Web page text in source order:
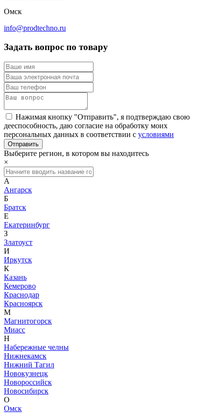
Омск
info@prodtechno.ru
Задать вопрос по товару
Нажимая кнопку "Отправить", я подтверждаю свою
дееспособность, даю согласие на обработку моих
персональных данных в соответствии с условиями
Выберите регион, в котором вы находитесь
×
А
Ангарск
Б
Братск
Е
Екатеринбург
З
Златоуст
И
Иркутск
К
Казань
Кемерово
Краснодар
Красноярск
М
Магнитогорск
Миасс
Н
Набережные челны
Нижнекамск
Нижний Тагил
Новокузнецк
Новороссийск
Новосибирск
О
Омск